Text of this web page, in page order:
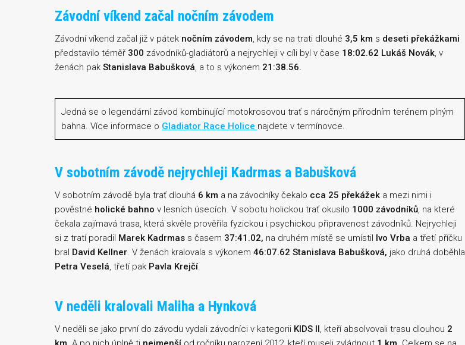
Závodní víkend začal nočním závodem
Závodní víkend začal již v pátek nočním závodem, kdy se na trati dlouhé 3,5 km s deseti překážkami
představilo téměř 300 závodníků-gladiátorů a nejrychleji v cíli byl v čase 18:02.62 Lukáš Novák, v
ženách pak Stanislava Babušková, a to s výkonem 21:38.56.
Jedná se o legendární závod kombinující motokrosovou trať s náročným přírodním terénem plným
bahna. Více informace o Gladiator Race Holice najdete v termínovce.
V sobotním závodě nejrychleji Kadrmas a Babušková
V sobotním závodě byla trať dlouhá 6 km a na závodníky čekalo cca 25 překážek a mezi nimi i
pověstné holické bahno v lesních úsecích. V sobotu holickou trať okusilo 1000 závodníků, na které
čekala zajímavá trasa, která skvěle prověřila fyzickou i psychickou připravenost závodníků. Nejrychleji
si z tratí poradil Marek Kadrmas s časem 37:41.02, na druhém místě se umístil Ivo Vrba a třetí příčku
bral David Kellner. V ženách kralovala s výkonem 46:07.62 Stanislava Babušková, jako druhá doběhla
Petra Veselá, třetí pak Pavla Krejčí.
V neděli kralovali Maliha a Hynková
V neděli se jako první do závodu vydali závodníci v kategorii KIDS ll, kteří absolvovali trasu dlouhou 2